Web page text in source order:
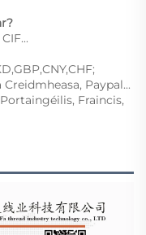
Fraincis,